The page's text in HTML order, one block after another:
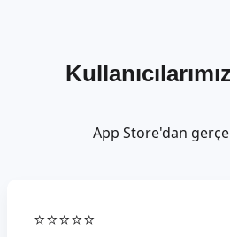
App Store'dan
⭐⭐⭐⭐⭐